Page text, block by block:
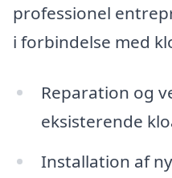
professionel
i forbindelse med
Reparation og
eksisterende
Installation af